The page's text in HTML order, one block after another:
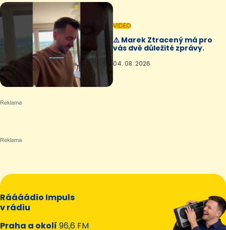
VIDEO
⚠️ Marek Ztracený má pro
vás dvě důležité zprávy.
04. 08. 2026
Ráááádio Impuls
v rádiu
Praha a okolí 96,6 FM